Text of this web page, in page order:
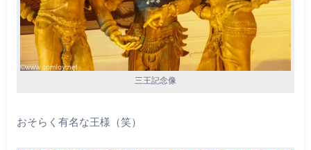
三王記念像
おそらく有名な王様（笑）